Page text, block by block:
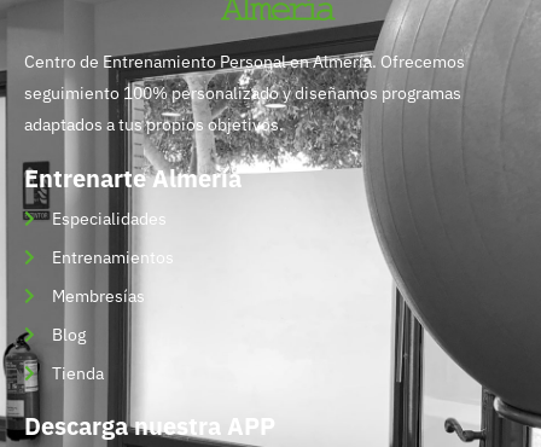
Centro de Entrenamiento Personal en Almería. Ofrecemos
seguimiento 100% personalizado y diseñamos programas
adaptados a tus propios objetivos.
Entrenarte Almería
Especialidades
Entrenamientos
Membresías
Blog
Tienda
Descarga nuestra APP